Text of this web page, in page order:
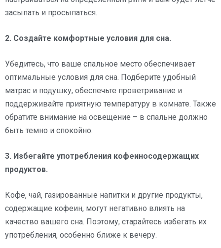
засыпать и просыпаться.
2. Создайте комфортные условия для сна.
Убедитесь, что ваше спальное место обеспечивает
оптимальные условия для сна. Подберите удобный
матрас и подушку, обеспечьте проветривание и
поддерживайте приятную температуру в комнате. Также
обратите внимание на освещение – в спальне должно
быть темно и спокойно.
3. Избегайте употребления кофеиносодержащих
продуктов.
Кофе, чай, газированные напитки и другие продукты,
содержащие кофеин, могут негативно влиять на
качество вашего сна. Поэтому, старайтесь избегать их
употребления, особенно ближе к вечеру.